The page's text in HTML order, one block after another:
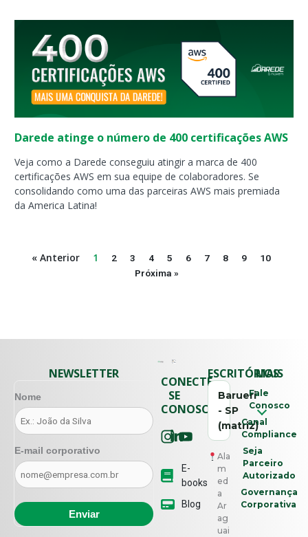
Darede atinge o número de 400 certificações AWS
Veja como a Darede conseguiu atingir a marca de 400
certificações AWS em sua equipe de colaboradores. Se
consolidando como uma das parceiras AWS mais premiada
da America Latina!
« Anterior 1 2 3 4 5 6 7 8 9
10
Próxima »
CONECTE-
SE
CONOSCO
E-
books
Blog
ESCRITÓRIOS
Barueri
- SP
(matriz)
Ala
m
ed
a
Ar
ag
uai
MAIS
Fale
Conosco
Canal
Compliance
Seja
Parceiro
Autorizado
Governança
Corporativa
NEWSLETTER
Nome
E-mail corporativo